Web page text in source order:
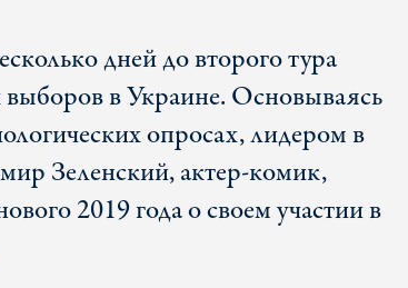
дней до второго тура
выборов в Украине. Основываясь
опросах, лидером в
Зеленский, актер-комик,
2019 года о своем участии в